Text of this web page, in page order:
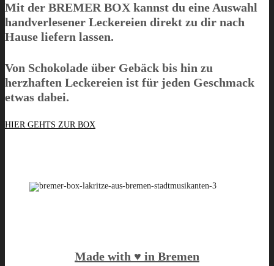
Mit der BREMER BOXkannst du eine Auswahl
handverlesener Leckereien direkt zu dir nach
Hause liefern lassen.
Von Schokolade über Gebäck bis hin zu
herzhaften Leckereien ist für jeden Geschmack
etwas dabei.
HIER GEHTS ZUR BOX
Made with ♥️ in Bremen